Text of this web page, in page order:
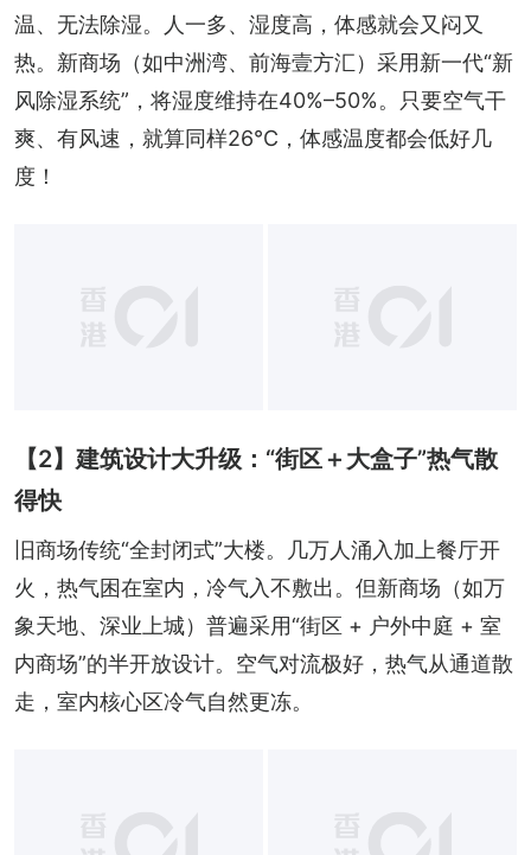
温、无法除湿。人一多、湿度高，体感就会又闷又
热。新商场（如中洲湾、前海壹方汇）采用新一代“新
风除湿系统”，将湿度维持在40%–50%。只要空气干
爽、有风速，就算同样26°C，体感温度都会低好几
度！
【2】建筑设计大升级：“街区＋大盒子”热气散
得快
旧商场传统“全封闭式”大楼。几万人涌入加上餐厅开
火，热气困在室内，冷气入不敷出。但新商场（如万
象天地、深业上城）普遍采用“街区 + 户外中庭 + 室
内商场”的半开放设计。空气对流极好，热气从通道散
走，室内核心区冷气自然更冻。